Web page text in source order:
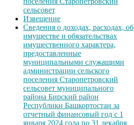
сельсовет
Извещение
Сведения о доходах, расходах, об
имуществе и обязательствах
имущественного характера,
предоставленные
муниципальными служащими
администрации сельского
поселения Старопетровский
сельсовет муниципального
района Бирский район
Республики Башкортостан за
отчетный финансовый год с 1
января 2024 года по 31 декабря